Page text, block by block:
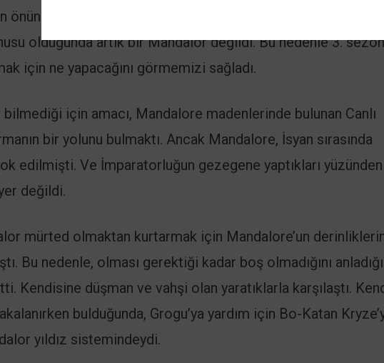
miğferini çıkardığını öğrenmişti. Bu, Mandalor
olduğunda artık bir Mandalor değildi. Bu nedenle 3.
için ne yapacağını görmemizi sağladı.
için amacı, Mandalore madenlerinde bulunan Canlı
bir yolunu bulmaktı. Ancak Mandalore, İsyan sırasında
edilmişti. Ve İmparatorluğun gezegene yaptıkları yüzünden
değildi.
mürted olmaktan kurtarmak için Mandalore’un
Bu nedenle, olması gerektiği kadar boş olmadığını anladığı
Kendisine düşman ve vahşi olan yaratıklarla karşılaştı.
bulduğunda, Grogu’ya yardım için Bo-Katan
yıldız sistemindeydi.